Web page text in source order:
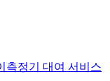
측정기 대여 서비스